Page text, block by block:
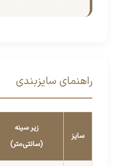
راهنمای سایزبندی
سایز
زیر سینه
(سانتی‌متر)